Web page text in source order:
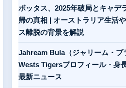
ボッタス、2025年破局とキャデ
帰の真相 | オーストラリア生活
ス離脱の背景を解説
Jahream Bula（ジャリーム・ブ
Wests Tigersプロフィール・身
最新ニュース